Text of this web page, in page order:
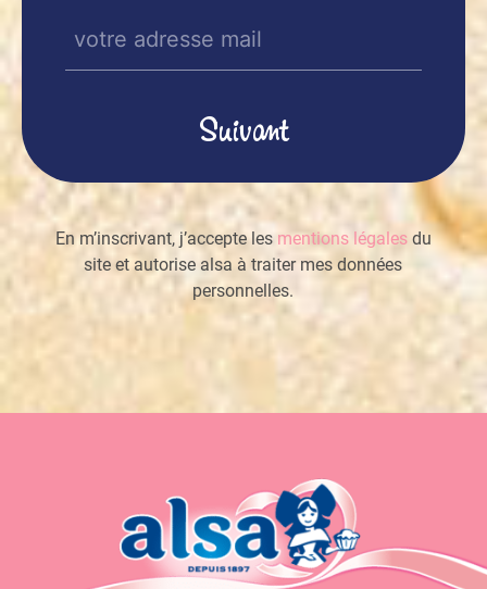
E-
mail
En m’inscrivant, j’accepte les mentions légalesdu
site et autorise alsa à traiter mes données
personnelles.